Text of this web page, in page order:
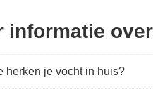
informatie
herken je vocht in huis?